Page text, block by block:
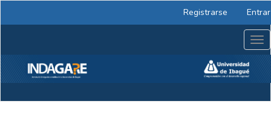
lateral
Registrarse Entrar